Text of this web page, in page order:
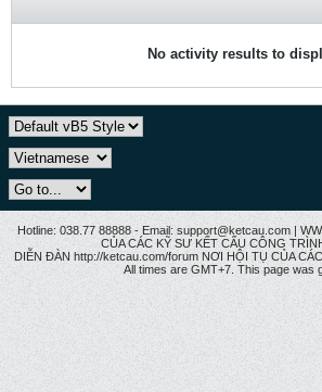
No activity results to
Hotline: 038.77 88888 - Email: support@ketcau.com |
CỦA CÁC KỸ SƯ KẾT CẤU CÔNG
DIỄN ĐÀN http://ketcau.com/forum NƠI HỘI TỤ CỦA
All times are GMT+7. This page was